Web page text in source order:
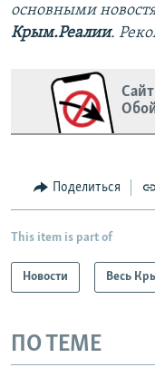
основными
Крым.Реалии.
Поделиться
This item is part of
Новости Весь
ПО ТЕМЕ